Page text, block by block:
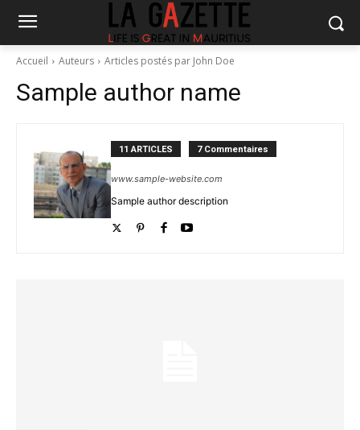
Accueil Auteurs Articles postés par John Doe
Sample author name
11 ARTICLES 7 Commentaires
www.sample-website.com
Sample author description